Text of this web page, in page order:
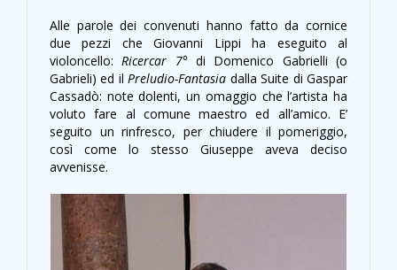
Alle parole dei convenuti hanno fatto da cornice
due pezzi che Giovanni Lippi ha eseguito al
violoncello:Ricercar 7°di Domenico Gabrielli (o
Gabrieli) ed ilPreludio-Fantasia dalla Suite di Gaspar
Cassadò: note dolenti, un omaggio che l’artista ha
voluto fare al comune maestro ed all’amico. E’
seguito un rinfresco, per chiudere il pomeriggio,
così come lo stesso Giuseppe aveva deciso
avvenisse.